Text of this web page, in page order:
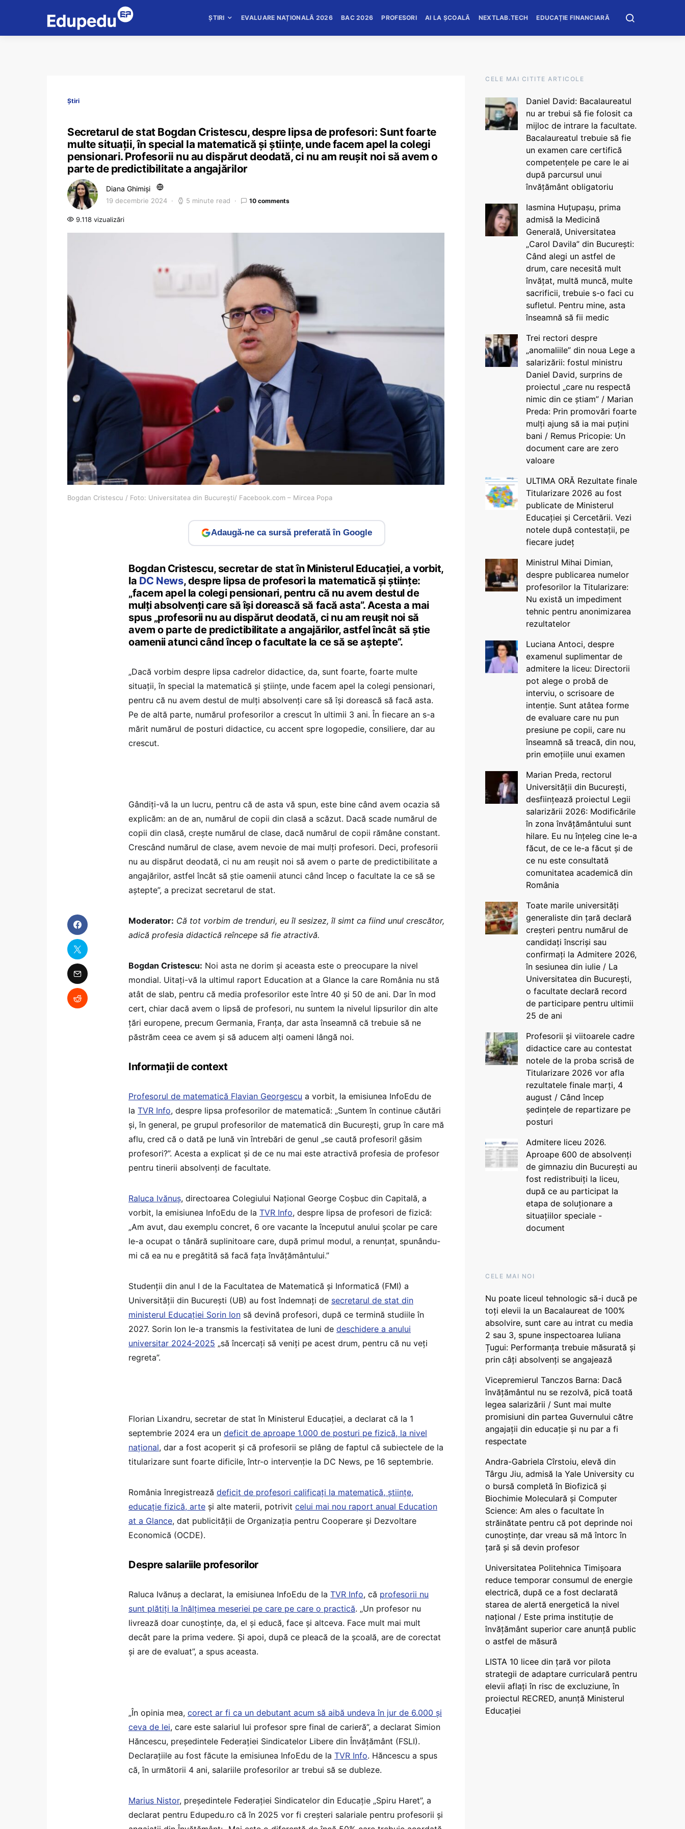
ȘTIRI EVALUARE NAȚIONALĂ 2026 BAC 2026 PROFESORI AI LA ȘCOALĂ NEXTLAB.TECH EDUCAȚIE FINANCIARĂ
Știri
Secretarul de stat Bogdan Cristescu, despre lipsa de profesori: Sunt foarte
multe situații, în special la matematică și științe, unde facem apel la colegi
pensionari. Profesorii nu au dispărut deodată, ci nu am reușit noi să avem o
parte de predictibilitate a angajărilor
Diana Ghimiși
19 decembrie 2024 5 minute read 10 comments
9.118 vizualizări
Bogdan Cristescu / Foto: Universitatea din București/ Facebook.com – Mircea Popa
Adaugă-ne ca sursă preferată în Google
Bogdan Cristescu, secretar de stat în Ministerul Educației, a vorbit,
la DC News, despre lipsa de profesori la matematică și științe:
„facem apel la colegi pensionari, pentru că nu avem destul de
mulți absolvenți care să își dorească să facă asta”. Acesta a mai
spus „profesorii nu au dispărut deodată, ci nu am reușit noi să
avem o parte de predictibilitate a angajărilor, astfel încât să știe
oamenii atunci când încep o facultate la ce să se aștepte”.
„Dacă vorbim despre lipsa cadrelor didactice, da, sunt foarte, foarte multe
situații, în special la matematică și științe, unde facem apel la colegi pensionari,
pentru că nu avem destul de mulți absolvenți care să își dorească să facă asta.
Pe de altă parte, numărul profesorilor a crescut în ultimii 3 ani. În fiecare an s-a
mărit numărul de posturi didactice, cu accent spre logopedie, consiliere, dar au
crescut.
Gândiți-vă la un lucru, pentru că de asta vă spun, este bine când avem ocazia să
explicăm: an de an, numărul de copii din clasă a scăzut. Dacă scade numărul de
copii din clasă, crește numărul de clase, dacă numărul de copii rămâne constant.
Crescând numărul de clase, avem nevoie de mai mulți profesori. Deci, profesorii
nu au dispărut deodată, ci nu am reușit noi să avem o parte de predictibilitate a
angajărilor, astfel încât să știe oamenii atunci când încep o facultate la ce să se
aștepte”, a precizat secretarul de stat.
Moderator: Că tot vorbim de trenduri, eu îl sesizez, îl simt ca fiind unul crescător,
adică profesia didactică reîncepe să fie atractivă.
Bogdan Cristescu: Noi asta ne dorim și aceasta este o preocupare la nivel
mondial. Uitați-vă la ultimul raport Education at a Glance la care România nu stă
atât de slab, pentru că media profesorilor este între 40 și 50 de ani. Dar în mod
cert, chiar dacă avem o lipsă de profesori, nu suntem la nivelul lipsurilor din alte
țări europene, precum Germania, Franța, dar asta înseamnă că trebuie să ne
păstrăm ceea ce avem și să aducem alți oameni lângă noi.
Informații de context
Profesorul de matematică Flavian Georgescu a vorbit, la emisiunea InfoEdu de
la TVR Info, despre lipsa profesorilor de matematică: „Suntem în continue căutări
și, în general, pe grupul profesorilor de matematică din București, grup în care mă
aflu, cred că o dată pe lună vin întrebări de genul „se caută profesori! găsim
profesori?”. Acesta a explicat și de ce nu mai este atractivă profesia de profesor
pentru tinerii absolvenți de facultate.
Raluca Ivănuș, directoarea Colegiului Național George Coșbuc din Capitală, a
vorbit, la emisiunea InfoEdu de la TVR Info, despre lipsa de profesori de fizică:
„Am avut, dau exemplu concret, 6 ore vacante la începutul anului școlar pe care
le-a ocupat o tânără suplinitoare care, după primul modul, a renunțat, spunându-
mi că ea nu e pregătită să facă fața învățământului.”
Studenții din anul I de la Facultatea de Matematică și Informatică (FMI) a
Universității din București (UB) au fost îndemnați de secretarul de stat din
ministerul Educației Sorin Ion să devină profesori, după ce termină studiile în
2027. Sorin Ion le-a transmis la festivitatea de luni de deschidere a anului
universitar 2024-2025 „să încercați să veniți pe acest drum, pentru că nu veți
regreta”.
Florian Lixandru, secretar de stat în Ministerul Educației, a declarat că la 1
septembrie 2024 era un deficit de aproape 1.000 de posturi pe fizică, la nivel
național, dar a fost acoperit și că profesorii se plâng de faptul că subiectele de la
titularizare sunt foarte dificile, într-o intervenție la DC News, pe 16 septembrie.
România înregistrează deficit de profesori calificați la matematică, științe,
educație fizică, arte și alte materii, potrivit celui mai nou raport anual Education
at a Glance, dat publicității de Organizația pentru Cooperare și Dezvoltare
Economică (OCDE).
Despre salariile profesorilor
Raluca Ivănuș a declarat, la emisiunea InfoEdu de la TVR Info, că profesorii nu
sunt plătiți la înălțimea meseriei pe care pe care o practică. „Un profesor nu
livrează doar cunoștințe, da, el și educă, face și altceva. Face mult mai mult
decât pare la prima vedere. Și apoi, după ce pleacă de la școală, are de corectat
și are de evaluat”, a spus aceasta.
„În opinia mea, corect ar fi ca un debutant acum să aibă undeva în jur de 6.000 și
ceva de lei, care este salariul lui profesor spre final de carieră”, a declarat Simion
Hăncescu, președintele Federației Sindicatelor Libere din Învățământ (FSLI).
Declarațiile au fost făcute la emisiunea InfoEdu de la TVR Info. Hăncescu a spus
că, în următorii 4 ani, salariile profesorilor ar trebui să se dubleze.
Marius Nistor, președintele Federației Sindicatelor din Educație „Spiru Haret”, a
declarat pentru Edupedu.ro că în 2025 vor fi creșteri salariale pentru profesorii și
CELE MAI CITITE ARTICOLE
Daniel David: Bacalaureatul
nu ar trebui să fie folosit ca
mijloc de intrare la facultate.
Bacalaureatul trebuie să fie
un examen care certifică
competențele pe care le ai
după parcursul unui
învățământ obligatoriu
Iasmina Huțupașu, prima
admisă la Medicină
Generală, Universitatea
„Carol Davila” din București:
Când alegi un astfel de
drum, care necesită mult
învățat, multă muncă, multe
sacrificii, trebuie s-o faci cu
sufletul. Pentru mine, asta
înseamnă să fii medic
Trei rectori despre
„anomaliile” din noua Lege a
salarizării: fostul ministru
Daniel David, surprins de
proiectul „care nu respectă
nimic din ce știam” / Marian
Preda: Prin promovări foarte
mulți ajung să ia mai puțini
bani / Remus Pricopie: Un
document care are zero
valoare
ULTIMA ORĂ Rezultate finale
Titularizare 2026 au fost
publicate de Ministerul
Educației și Cercetării. Vezi
notele după contestații, pe
fiecare județ
Ministrul Mihai Dimian,
despre publicarea numelor
profesorilor la Titularizare:
Nu există un impediment
tehnic pentru anonimizarea
rezultatelor
Luciana Antoci, despre
examenul suplimentar de
admitere la liceu: Directorii
pot alege o probă de
interviu, o scrisoare de
intenție. Sunt atâtea forme
de evaluare care nu pun
presiune pe copii, care nu
înseamnă să treacă, din nou,
prin emoțiile unui examen
Marian Preda, rectorul
Universității din București,
desființează proiectul Legii
salarizării 2026: Modificările
în zona învățământului sunt
hilare. Eu nu înțeleg cine le-a
făcut, de ce le-a făcut și de
ce nu este consultată
comunitatea academică din
România
Toate marile universități
generaliste din țară declară
creșteri pentru numărul de
candidați înscriși sau
confirmați la Admitere 2026,
în sesiunea din iulie / La
Universitatea din București,
o facultate declară record
de participare pentru ultimii
25 de ani
Profesorii și viitoarele cadre
didactice care au contestat
notele de la proba scrisă de
Titularizare 2026 vor afla
rezultatele finale marți, 4
august / Când încep
ședințele de repartizare pe
posturi
Admitere liceu 2026.
Aproape 600 de absolvenți
de gimnaziu din București au
fost redistribuiți la liceu,
după ce au participat la
etapa de soluționare a
situațiilor speciale -
document
CELE MAI NOI
Nu poate liceul tehnologic să-i ducă pe
toți elevii la un Bacalaureat de 100%
absolvire, sunt care au intrat cu media
2 sau 3, spune inspectoarea Iuliana
Țugui: Performanța trebuie măsurată și
prin câți absolvenți se angajează
Vicepremierul Tanczos Barna: Dacă
învățământul nu se rezolvă, pică toată
legea salarizării / Sunt mai multe
promisiuni din partea Guvernului către
angajații din educație și nu par a fi
respectate
Andra-Gabriela Cîrstoiu, elevă din
Târgu Jiu, admisă la Yale University cu
o bursă completă în Biofizică și
Biochimie Moleculară și Computer
Science: Am ales o facultate în
străinătate pentru că pot deprinde noi
cunoștințe, dar vreau să mă întorc în
țară și să devin profesor
Universitatea Politehnica Timișoara
reduce temporar consumul de energie
electrică, după ce a fost declarată
starea de alertă energetică la nivel
național / Este prima instituție de
învățământ superior care anunță public
o astfel de măsură
LISTA 10 licee din țară vor pilota
strategii de adaptare curriculară pentru
elevii aflați în risc de excluziune, în
proiectul RECRED, anunță Ministerul
Educației